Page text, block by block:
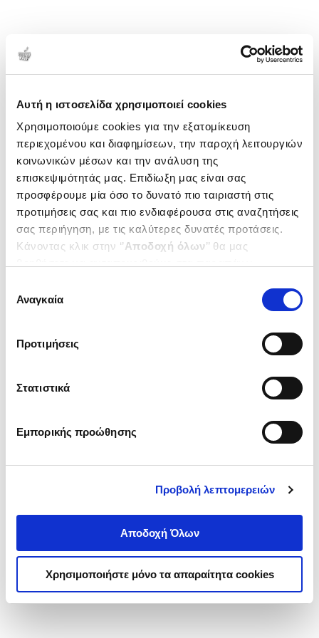
Αυτή η ιστοσελίδα χρησιμοποιεί cookies
Χρησιμοποιούμε cookies για την εξατομίκευση
περιεχομένου και διαφημίσεων, την παροχή λειτουργιών
κοινωνικών μέσων και την ανάλυση της
επισκεψιμότητάς μας. Επιδίωξη μας είναι σας
προσφέρουμε μία όσο το δυνατό πιο ταιριαστή στις
προτιμήσεις σας και πιο ενδιαφέρουσα στις αναζητήσεις
σας περιήγηση, με τις καλύτερες δυνατές προτάσεις.
Κάνοντας κλικ στην ‘’Αποδοχή όλων’’ θα μας
ενδιαφέρουν και να επιλέξετε από τα παρακάτω με την
΄΄και να ενημερωθείτε σχετικά με
συγκατάθεσης
Αναγκαία
Προτιμήσεις
Στατιστικά
Εμπορικής προώθησης
Προβολή λεπτομερειών
Αποδοχή Όλων
Χρησιμοποιήστε μόνο τα απαραίτητα cookies